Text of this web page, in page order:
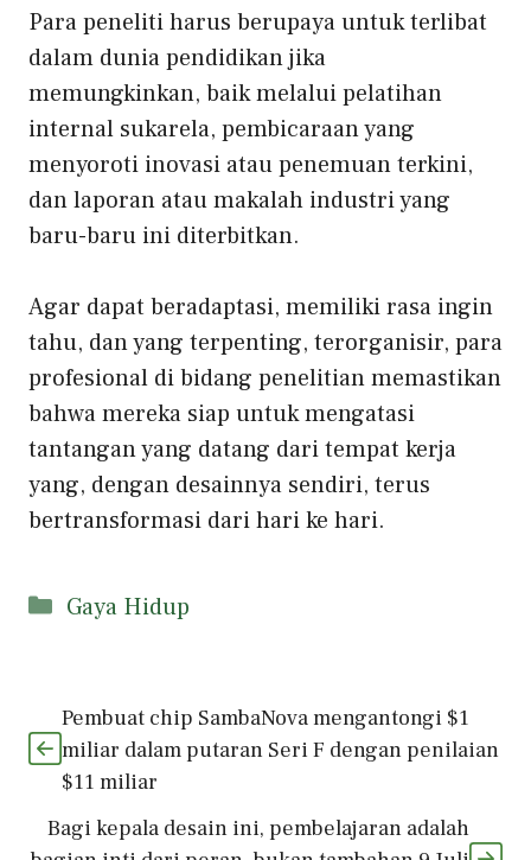
Para peneliti harus berupaya untuk terlibat
dalam dunia pendidikan jika
memungkinkan, baik melalui pelatihan
internal sukarela, pembicaraan yang
menyoroti inovasi atau penemuan terkini,
dan laporan atau makalah industri yang
baru-baru ini diterbitkan.
Agar dapat beradaptasi, memiliki rasa ingin
tahu, dan yang terpenting, terorganisir, para
profesional di bidang penelitian memastikan
bahwa mereka siap untuk mengatasi
tantangan yang datang dari tempat kerja
yang, dengan desainnya sendiri, terus
bertransformasi dari hari ke hari.
Kategori
Gaya Hidup
Pembuat chip SambaNova mengantongi $1
miliar dalam putaran Seri F dengan penilaian
$11 miliar
Bagi kepala desain ini, pembelajaran adalah